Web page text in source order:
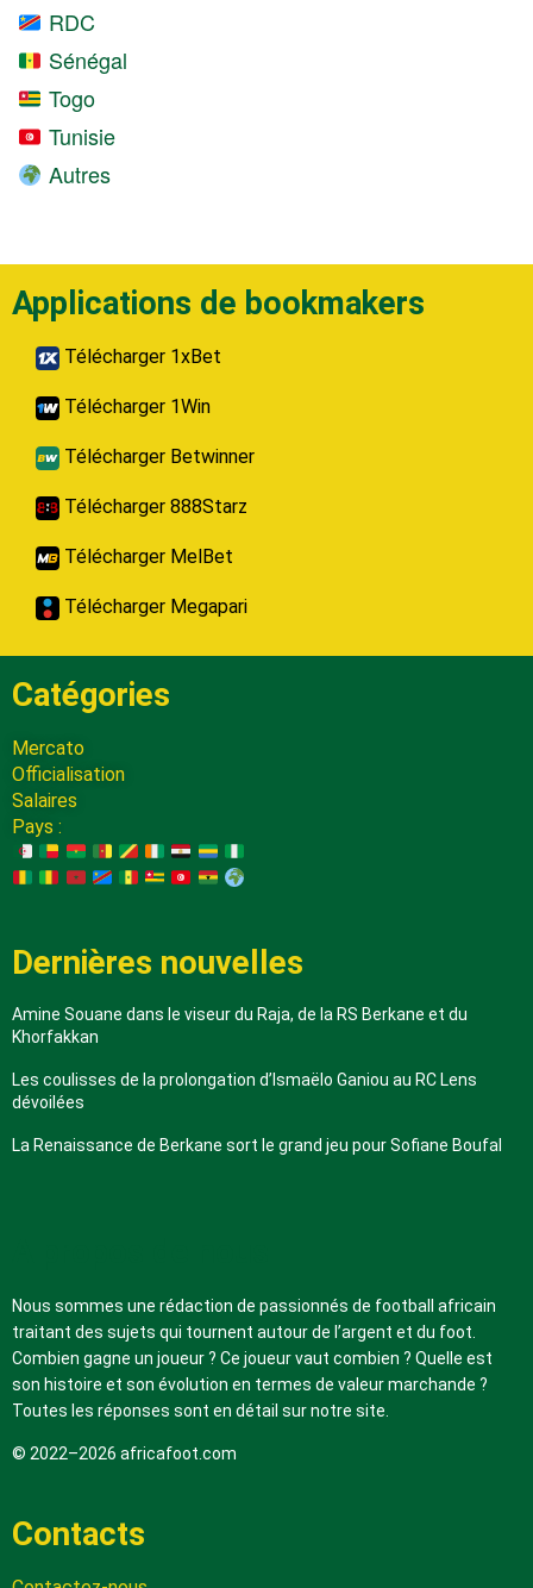
RDC
Sénégal
Togo
Tunisie
Autres
Applications de bookmakers
Télécharger 1xBet
Télécharger 1Win
Télécharger Betwinner
Télécharger 888Starz
Télécharger MelBet
Télécharger Megapari
Catégories
Mercato
Officialisation
Salaires
Pays :
Dernières nouvelles
Amine Souane dans le viseur du Raja, de la RS Berkane et du
Khorfakkan
Les coulisses de la prolongation d’Ismaëlo Ganiou au RC Lens
dévoilées
La Renaissance de Berkane sort le grand jeu pour Sofiane Boufal
Nous sommes une rédaction de passionnés de football africain
traitant des sujets qui tournent autour de l’argent et du foot.
Combien gagne un joueur ? Ce joueur vaut combien ? Quelle est
son histoire et son évolution en termes de valeur marchande ?
Toutes les réponses sont en détail sur notre site.
© 2022–2026 africafoot.com
Contacts